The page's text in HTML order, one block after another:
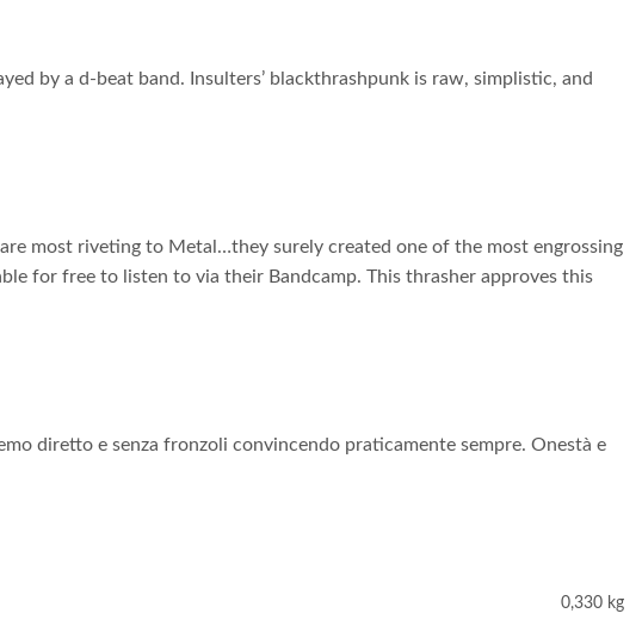
by a d-beat band. Insulters’ blackthrashpunk is raw, simplistic, and
most riveting to Metal…they surely created one of the most engrossing
for free to listen to via their Bandcamp. This thrasher approves this
diretto e senza fronzoli convincendo praticamente sempre. Onestà e
0,330 kg